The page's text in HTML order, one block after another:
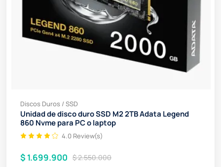
Discos Duros / SSD
Unidad de disco duro SSD M2 2TB Adata Legend
860 Nvme para PC o laptop
4.0 Review(s)
$ 1.699.900 $ 2.550.000